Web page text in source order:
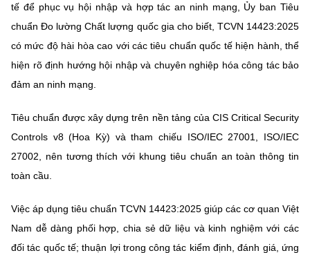
tế để phục vụ hội nhập và hợp tác an ninh mạng, Ủy ban Tiêu
chuẩn Đo lường Chất lượng quốc gia cho biết, TCVN 14423:2025
có mức độ hài hòa cao với các tiêu chuẩn quốc tế hiện hành, thể
hiện rõ định hướng hội nhập và chuyên nghiệp hóa công tác bảo
đảm an ninh mạng.
Tiêu chuẩn được xây dựng trên nền tảng của CIS Critical Security
Controls v8 (Hoa Kỳ) và tham chiếu ISO/IEC 27001, ISO/IEC
27002, nên tương thích với khung tiêu chuẩn an toàn thông tin
toàn cầu.
Việc áp dụng tiêu chuẩn TCVN 14423:2025 giúp các cơ quan Việt
Nam dễ dàng phối hợp, chia sẻ dữ liệu và kinh nghiệm với các
đối tác quốc tế; thuận lợi trong công tác kiểm định, đánh giá, ứng